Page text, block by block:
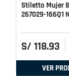
Stiletto Mujer
267029-166Q1
S/ 118.93
VER